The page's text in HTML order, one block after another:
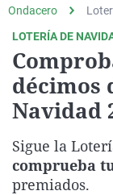
Ondacero
LOTERÍA DE
décimos
Navidad
Sigue la
comprueba
premiados.